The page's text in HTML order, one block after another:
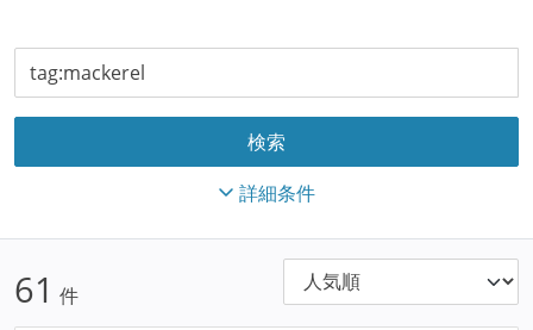
詳細条件
61 件